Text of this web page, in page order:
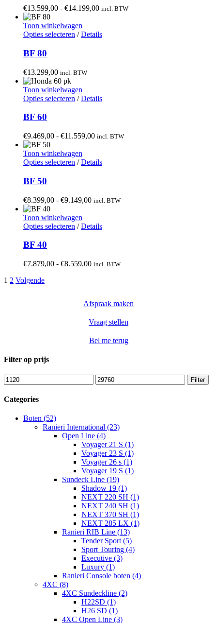
productpagina
variaties.
Deze
optie
kan
gekozen
productpagina
€13.599,00 - €14.199,00Prijsklasse:
€14.199,00
incl. BTW
Toon winkelwagen
Opties selecteren Dit
variaties.
Deze
kan
gekozen
productpagina
/ Details
BF 80
€13.299,00 incl. BTW
Toon winkelwagen
Opties selecteren Dit
variaties.
Deze
optie
kan
gekozen
productpagina
/ Details
BF 60
€9.469,00 - €11.559,00Prijsklasse:
€11.559,00
incl. BTW
Toon winkelwagen
Opties selecteren Dit
variaties.
Deze
kan
gekozen
productpagina
/ Details
BF 50
€8.399,00 - €9.149,00Prijsklasse:
€9.149,00
incl. BTW
Toon winkelwagen
Opties selecteren Dit
variaties.
Deze
worden
/ Details
BF 40
€7.879,00 - €8.559,00Prijsklasse:
incl. BTW
1 2 Volgende
Afspraak maken
Vraag stellen
Bel me terug
Filter op prijs
Min.
prijs
Max.
prijs
Filter
Categories
Boten (52)
Ranieri International (23)
Open Line (4)
Voyager 21 S (1)
Voyager 23 S (1)
Voyager 26 s (1)
Voyager 19 S (1)
Sundeck Line (19)
Shadow 19 (1)
NEXT 220 SH (1)
NEXT 240 SH (1)
NEXT 370 SH (1)
NEXT 285 LX (1)
Ranieri RIB Line (13)
Tender Sport (5)
Sport Touring (4)
Executive (3)
Luxury (1)
Ranieri Console boten (4)
4XC (8)
4XC Sundeckline (2)
H22SD (1)
H26 SD (1)
4XC Open Line (3)